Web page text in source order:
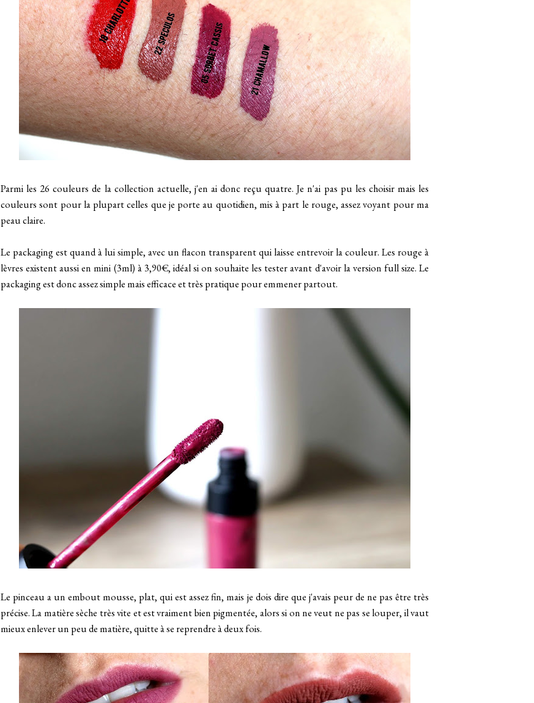
Parmi les 26 couleurs de la collection actuelle, j'en ai donc reçu quatre. Je n'ai pas pu les choisir mais les
couleurs sont pour la plupart celles que je porte au quotidien, mis à part le rouge, assez voyant pour ma
peau claire.
Le packaging est quand à lui simple, avec un flacon transparent qui laisse entrevoir la couleur. Les rouge à
lèvres existent aussi en mini (3ml) à 3,90€, idéal si on souhaite les tester avant d'avoir la version full size. Le
packaging est donc assez simple mais efficace et très pratique pour emmener partout.
Le pinceau a un embout mousse, plat, qui est assez fin, mais je dois dire que j'avais peur de ne pas être très
précise. La matière sèche très vite et est vraiment bien pigmentée, alors si on ne veut ne pas se louper, il vaut
mieux enlever un peu de matière, quitte à se reprendre à deux fois.